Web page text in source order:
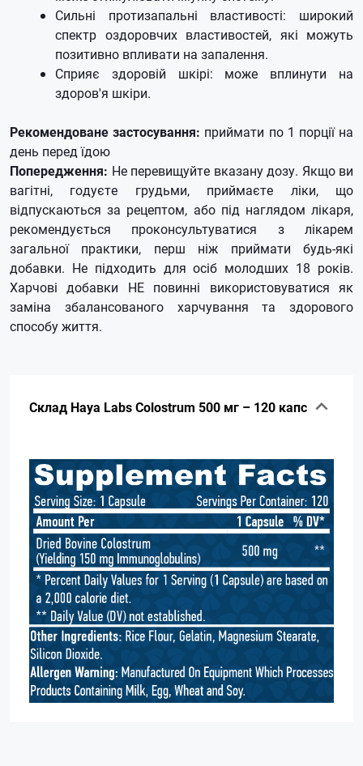
Сильні протизапальні властивості: широкий
спектр оздоровчих властивостей, які можуть
позитивно впливати на запалення.
Сприяє здоровій шкірі: може вплинути на
здоров'я шкіри.
Рекомендоване застосування: приймати по 1 порції на
день перед їдою
Попередження: Не перевищуйте вказану дозу. Якщо ви
вагітні, годуєте грудьми, приймаєте ліки, що
відпускаються за рецептом, або під наглядом лікаря,
рекомендується проконсультуватися з лікарем
загальної практики, перш ніж приймати будь-які
добавки. Не підходить для осіб молодших 18 років.
Харчові добавки НЕ повинні використовуватися як
заміна збалансованого харчування та здорового
способу життя.
Склад Haya Labs Colostrum 500 мг – 120 капс